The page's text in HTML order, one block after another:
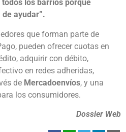
los barrios porque
ayudar”.
que forman parte de
pueden ofrecer cuotas en
adquirir con débito,
en redes adheridas,
de Mercadoenvíos, y una
los consumidores.
Dossier Web